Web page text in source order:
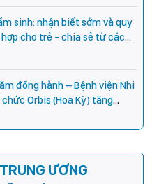
sinh: nhận biết sớm và quy
cho trẻ - chia sẻ từ các
của Bệnh Viện Nhi Trung
đồng hành – Bệnh viện Nhi
Orbis (Hoa Kỳ) tăng
rộng cơ hội bảo vệ thị lực
ƯƠNG